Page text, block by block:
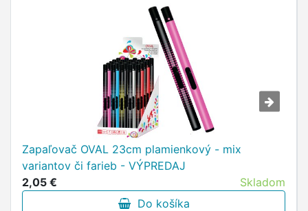
Zapaľovač OVAL 23cm plamienkový - mix
variantov či farieb - VÝPREDAJ
2,05 €
Skladom
Do košíka